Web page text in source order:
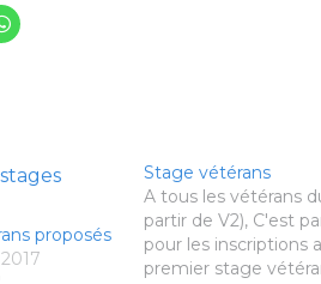
proposés
Stage vétérans
A tous les vétérans
partir de V2), C'est
pour les inscriptions
premier stage